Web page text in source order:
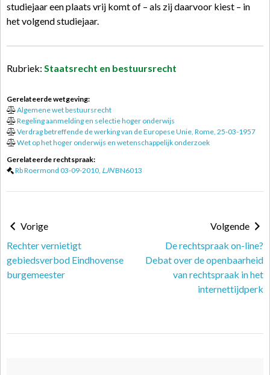
studiejaar een plaats vrij komt of – als zij daarvoor kiest – in
het volgend studiejaar.
Rubriek: Staatsrecht en bestuursrecht
Gerelateerde wetgeving:
Algemene wet bestuursrecht
Regeling aanmelding en selectie hoger onderwijs
Verdrag betreffende de werking van de Europese Unie, Rome, 25-03-1957
Wet op het hoger onderwijs en wetenschappelijk onderzoek
Gerelateerde rechtspraak:
Rb Roermond 03-09-2010, LJNBN6013
Vorige
Rechter vernietigt
gebiedsverbod Eindhovense
burgemeester
Volgende
De rechtspraak on-line?
Debat over de openbaarheid
van rechtspraak in het
internettijdperk